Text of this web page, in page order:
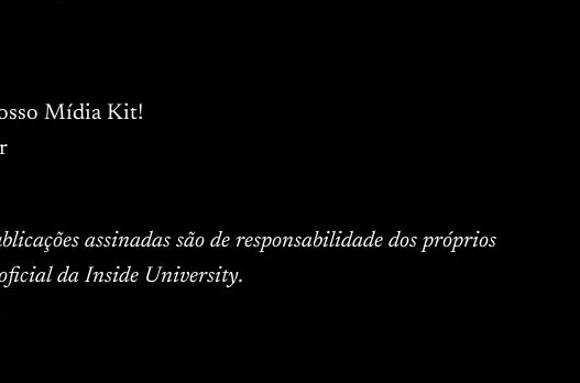
Mídia Kit!
assinadas são de responsabilidade dos próprios
oficial da Inside University.